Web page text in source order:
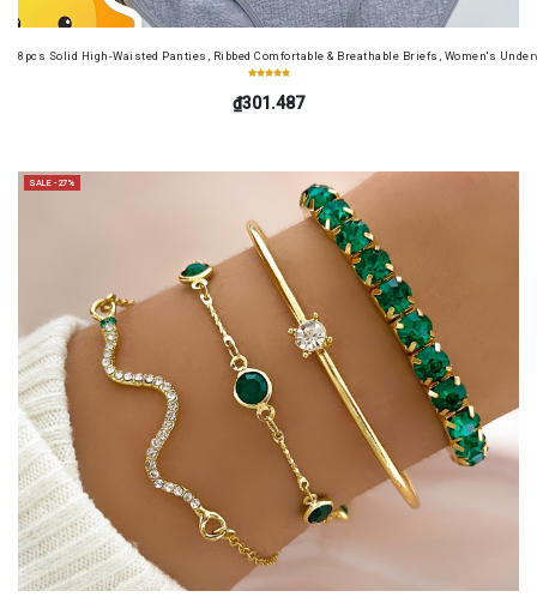
8pcs Solid High-Waisted Panties, Ribbed Comfortable & Breathable Briefs, Women's
₫301.487
SALE -27%